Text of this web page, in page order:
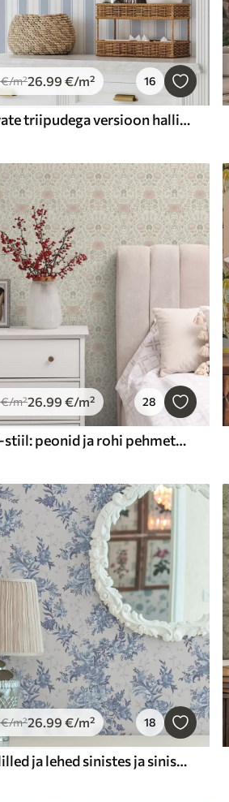
€/m²26.99 €/m² 16
Korduvate triipudega versioon halli-sinistes toonides
€/m²26.99 €/m² 28
Morris-stiil: peonid ja rohi pehmetes beež-rohelistes toonides
€/m²26.99 €/m² 18
Õrnad lilled ja lehed sinistes ja sinistes värvides heledal taustal